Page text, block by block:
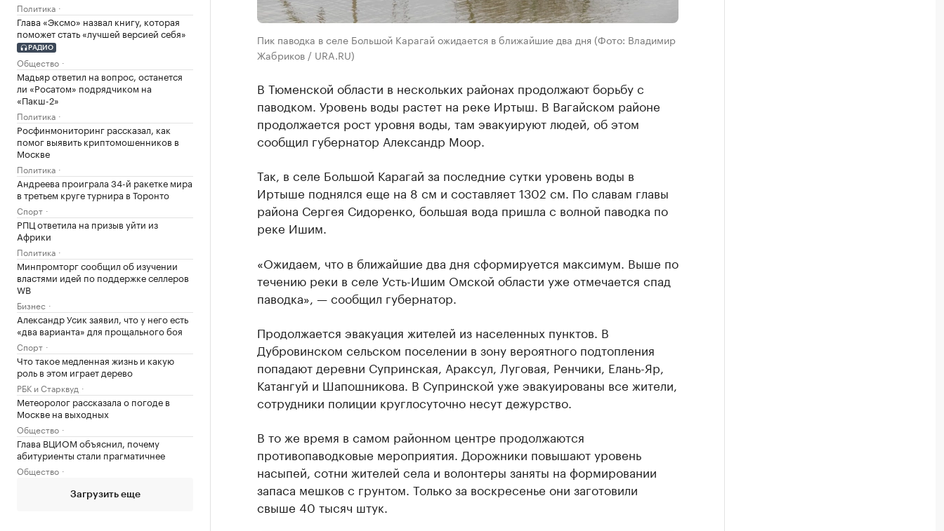
Политика
Глава «Эксмо» назвал книгу, которая
поможет стать «лучшей версией себя»
РАДИО
Общество
Мадьяр ответил на вопрос, останется
ли «Росатом» подрядчиком на
«Пакш-2»
Политика
Росфинмониторинг рассказал, как
помог выявить криптомошенников в
Москве
Политика
Андреева проиграла 34-й ракетке мира
в третьем круге турнира в Торонто
Спорт
РПЦ ответила на призыв уйти из
Африки
Политика
Минпромторг сообщил об изучении
властями идей по поддержке селлеров
WB
Бизнес
Александр Усик заявил, что у него есть
«два варианта» для прощального боя
Спорт
Что такое медленная жизнь и какую
роль в этом играет дерево
РБК и Старквуд
Метеоролог рассказала о погоде в
Москве на выходных
Общество
Глава ВЦИОМ объяснил, почему
абитуриенты стали прагматичнее
Общество
Загрузить еще
Пик паводка в селе Большой Карагай ожидается в ближайшие два дня (Фото: Владимир
Жабриков / URA.RU)
В Тюменской области в нескольких районах продолжают борьбу с
паводком. Уровень воды растет на реке Иртыш. В Вагайском районе
продолжается рост уровня воды, там эвакуируют людей, об этом
сообщил губернатор Александр Моор.
Так, в селе Большой Карагай за последние сутки уровень воды в
Иртыше поднялся еще на 8 см и составляет 1302 см. По славам главы
района Сергея Сидоренко, большая вода пришла с волной паводка по
реке Ишим.
«Ожидаем, что в ближайшие два дня сформируется максимум. Выше по
течению реки в селе Усть-Ишим Омской области уже отмечается спад
паводка», — сообщил губернатор.
Продолжается эвакуация жителей из населенных пунктов. В
Дубровинском сельском поселении в зону вероятного подтопления
попадают деревни Супринская, Араксул, Луговая, Ренчики, Елань-Яр,
Катангуй и Шапошникова. В Супринской уже эвакуированы все жители,
сотрудники полиции круглосуточно несут дежурство.
В то же время в самом районном центре продолжаются
противопаводковые мероприятия. Дорожники повышают уровень
насыпей, сотни жителей села и волонтеры заняты на формировании
запаса мешков с грунтом. Только за воскресенье они заготовили
свыше 40 тысяч штук.